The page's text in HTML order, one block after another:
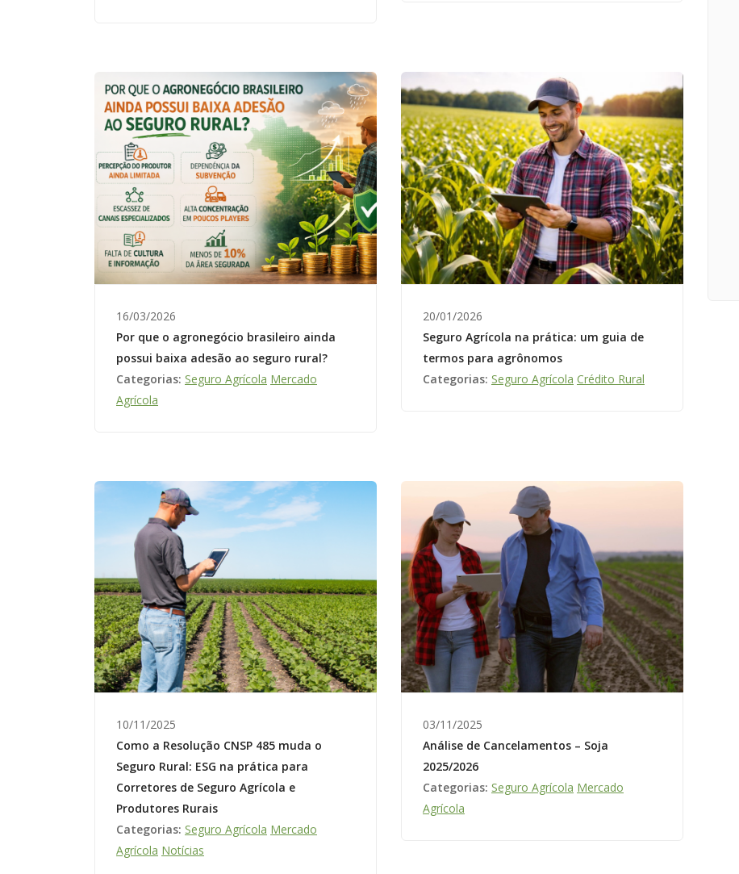
16/03/2026
Por que o agronegócio brasileiro ainda
possui baixa adesão ao seguro rural?
Categorias: Seguro Agrícola Mercado
Agrícola
20/01/2026
Seguro Agrícola na prática: um guia de
termos para agrônomos
Categorias: Seguro Agrícola Crédito Rural
10/11/2025
Como a Resolução CNSP 485 muda o
Seguro Rural: ESG na prática para
Corretores de Seguro Agrícola e
Produtores Rurais
Categorias: Seguro Agrícola Mercado
Agrícola Notícias
03/11/2025
Análise de Cancelamentos – Soja
2025/2026
Categorias: Seguro Agrícola Mercado
Agrícola